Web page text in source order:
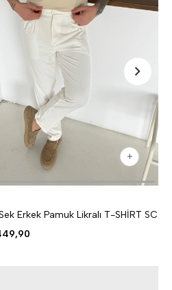
Erkek Pamuk Likralı T-SHİRT SC